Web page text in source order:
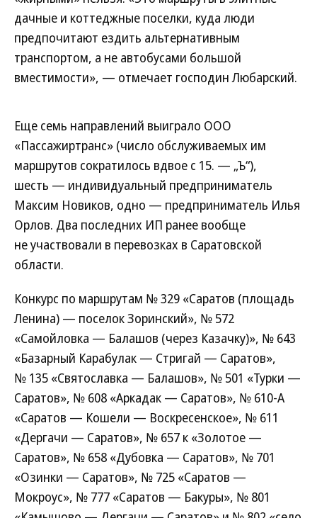
дачные и коттеджные поселки, куда люди
предпочитают ездить альтернативным
транспортом, а не автобусами большой
вместимости», — отмечает господин Любарский.
Еще семь направлений выиграло ООО
«Пассажиртранс» (число обслуживаемых им
маршрутов сократилось вдвое с 15. — „Ъ“),
шесть — индивидуальный предприниматель
Максим Новиков, одно — предприниматель Илья
Орлов. Два последних ИП ранее вообще
не участвовали в перевозках в Саратовской
области.
Конкурс по маршрутам № 329 «Саратов (площадь
Ленина) — поселок Зоринский», № 572
«Самойловка — Балашов (через Казачку)», № 643
«Базарный Карабулак — Стригай — Саратов»,
№ 135 «Святославка — Балашов», № 501 «Турки —
Саратов», № 608 «Аркадак — Саратов», № 610‑А
«Саратов — Кошели — Воскресенское», № 611
«Дергачи — Саратов», № 657 к «Золотое —
Саратов», № 658 «Дубовка — Саратов», № 701
«Озинки — Саратов», № 725 «Саратов —
Мокроус», № 777 «Саратов — Бакуры», № 801